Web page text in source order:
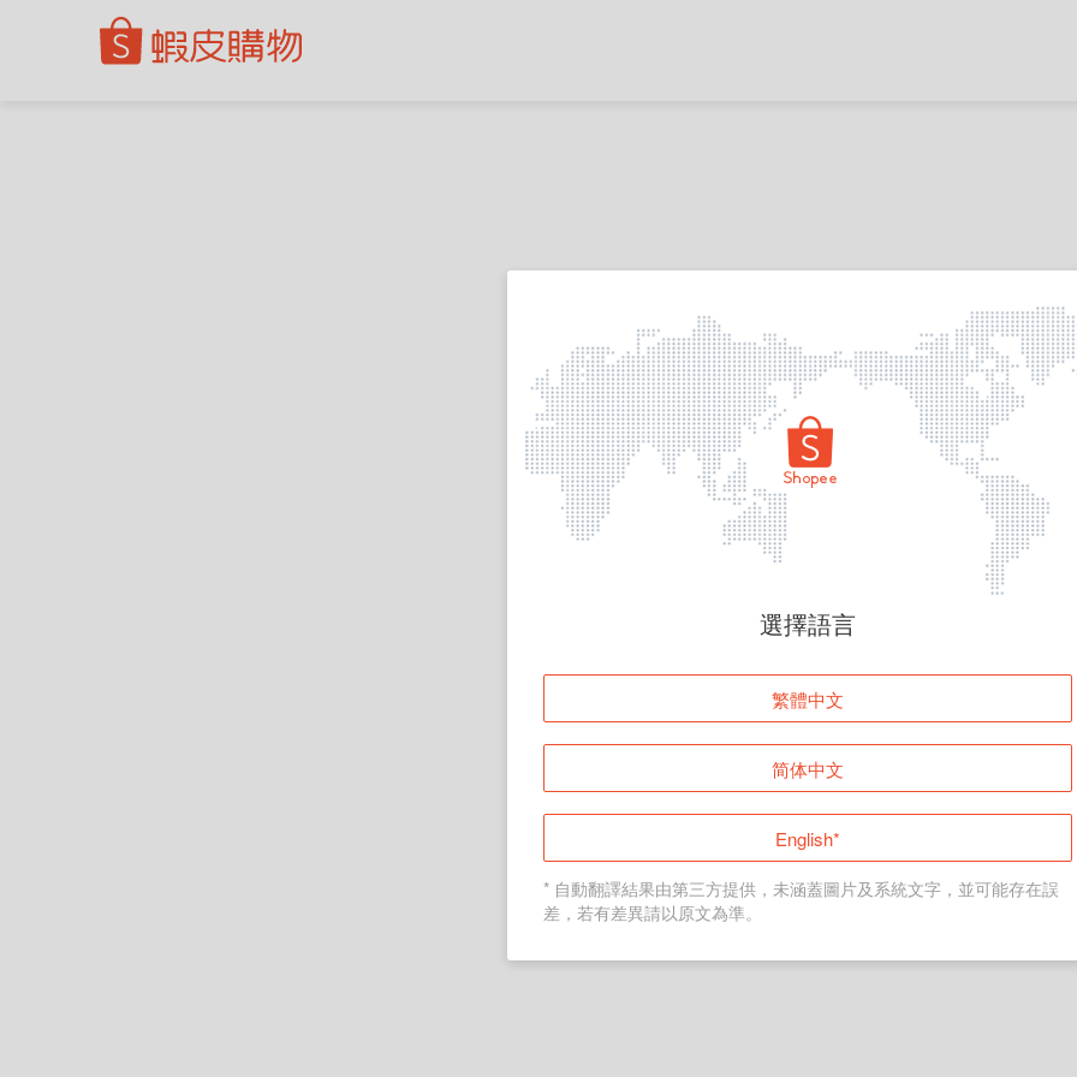
頁面無法顯示
登入
返回首頁
選擇語言
繁體中文
简体中文
English*
* 自動翻譯結果由第三方提供，未涵蓋圖片及系統文字，並可能存在誤
差，若有差異請以原文為準。